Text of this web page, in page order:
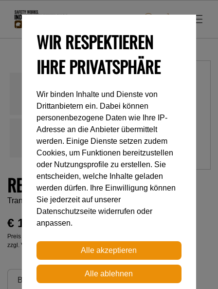
REEVE
Transportrolle für Rettungen an Seilbahnen
€ 174,00
Preis inkl. MwSt.
zzgl. Versandkosten
Beschreibung
WIR RESPEKTIEREN
IHRE PRIVATSPHÄRE
Wir binden Inhalte und Dienste von
Drittanbietern ein. Dabei können
personenbezogene Daten wie Ihre IP-
Adresse an die Anbieter übermittelt
werden. Einige Dienste setzen zudem
Cookies, um Funktionen bereitzustellen
oder Nutzungsprofile zu erstellen. Sie
entscheiden, welche Inhalte geladen
werden dürfen. Ihre Einwilligung können
Sie jederzeit auf unserer
Datenschutzseite widerrufen oder
anpassen.